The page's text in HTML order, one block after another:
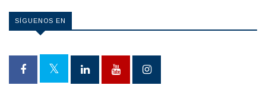
SÍGUENOS EN